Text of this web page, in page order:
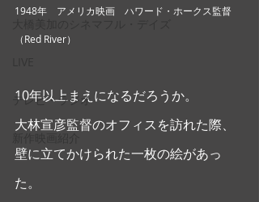
テレビ・ラジオ
1948年　アメリカ映画　ハワード・ホークス監督
（Red River）
10年以上まえになるだろうか。
大林宣彦監督のオフィスを訪れた際、
壁に立てかけられた一枚の絵があっ
た。